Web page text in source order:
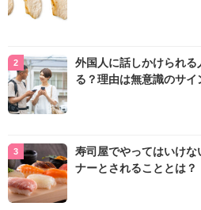
外国人に話しかけられ
る？理由は無意識のサイ
寿司屋でやってはいけ
ナーとされることとは？